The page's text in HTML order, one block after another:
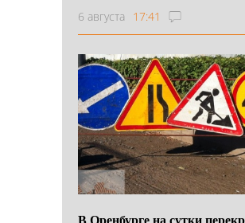
6 августа 17:41
В Оренбурге на сутки